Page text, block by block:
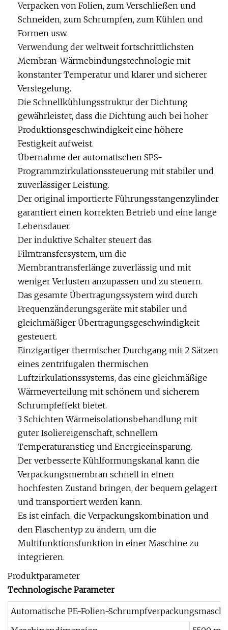
Verpacken von Folien, zum Verschließen und
Schneiden, zum Schrumpfen, zum Kühlen und
Formen usw.
Verwendung der weltweit fortschrittlichsten
Membran-Wärmebindungstechnologie mit
konstanter Temperatur und klarer und sicherer
Versiegelung.
Die Schnellkühlungsstruktur der Dichtung
gewährleistet, dass die Dichtung auch bei hoher
Produktionsgeschwindigkeit eine höhere
Festigkeit aufweist.
Übernahme der automatischen SPS-
Programmzirkulationssteuerung mit stabiler und
zuverlässiger Leistung.
Der original importierte Führungsstangenzylinder
garantiert einen korrekten Betrieb und eine lange
Lebensdauer.
Der induktive Schalter steuert das
Filmtransfersystem, um die
Membrantransferlänge zuverlässig und mit
weniger Verlusten anzupassen und zu steuern.
Das gesamte Übertragungssystem wird durch
Frequenzänderungsgeräte mit stabiler und
gleichmäßiger Übertragungsgeschwindigkeit
gesteuert.
Einzigartiger thermischer Durchgang mit 2 Sätzen
eines zentrifugalen thermischen
Luftzirkulationssystems, das eine gleichmäßige
Wärmeverteilung mit schönem und sicherem
Schrumpfeffekt bietet.
3 Schichten Wärmeisolationsbehandlung mit
guter Isoliereigenschaft, schnellem
Temperaturanstieg und Energieeinsparung.
Der verbesserte Kühlformungskanal kann die
Verpackungsmembran schnell in einen
hochfesten Zustand bringen, der bequem gelagert
und transportiert werden kann.
Es ist einfach, die Verpackungskombination und
den Flaschentyp zu ändern, um die
Multifunktionsfunktion in einer Maschine zu
integrieren.
Produktparameter
Technologische Parameter
Automatische PE-Folien-